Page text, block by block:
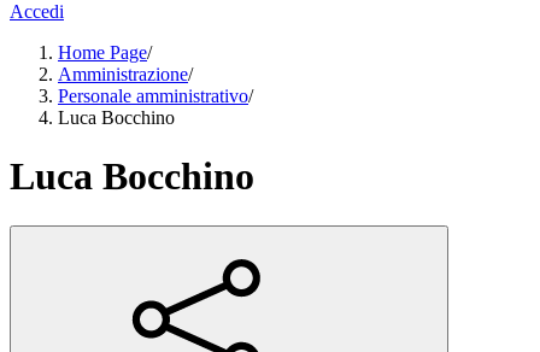
Accedi
Home Page/
Amministrazione/
Personale amministrativo/
Luca Bocchino
Luca Bocchino